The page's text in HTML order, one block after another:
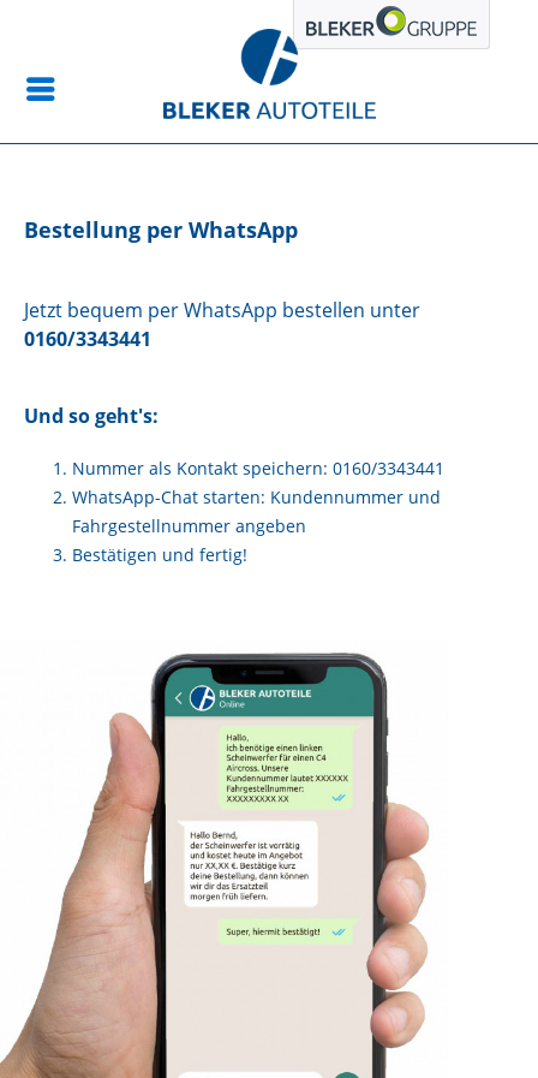
Bestellung per WhatsApp
Jetzt bequem per WhatsApp bestellen unter
0160/3343441
Und so geht's:
Nummer als Kontakt speichern: 0160/3343441
WhatsApp-Chat starten: Kundennummer und
Fahrgestellnummer angeben
Bestätigen und fertig!